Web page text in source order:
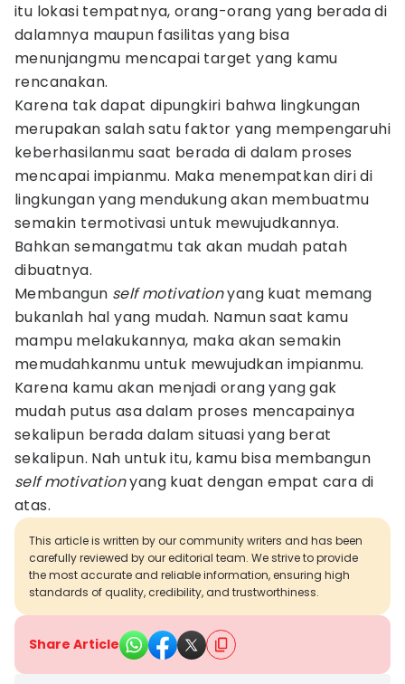
itu lokasi tempatnya, orang-orang yang berada di
dalamnya maupun fasilitas yang bisa
menunjangmu mencapai target yang kamu
rencanakan.
Karena tak dapat dipungkiri bahwa lingkungan
merupakan salah satu faktor yang mempengaruhi
keberhasilanmu saat berada di dalam proses
mencapai impianmu. Maka menempatkan diri di
lingkungan yang mendukung akan membuatmu
semakin termotivasi untuk mewujudkannya.
Bahkan semangatmu tak akan mudah patah
dibuatnya.
Membangun self motivationyang kuat memang
bukanlah hal yang mudah. Namun saat kamu
mampu melakukannya, maka akan semakin
memudahkanmu untuk mewujudkan impianmu.
Karena kamu akan menjadi orang yang gak
mudah putus asa dalam proses mencapainya
sekalipun berada dalam situasi yang berat
sekalipun. Nah untuk itu, kamu bisa membangun
self motivationyang kuat dengan empat cara di
atas.
This article is written by our community writers and has been
carefully reviewed by our editorial team. We strive to provide
the most accurate and reliable information, ensuring high
standards of quality, credibility, and trustworthiness.
Share Article